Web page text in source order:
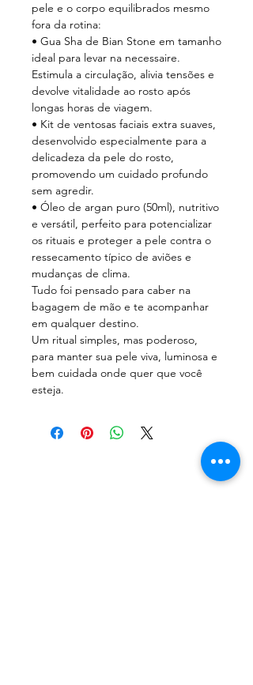
pele e o corpo equilibrados mesmo
fora da rotina:
• Gua Sha de Bian Stone em tamanho
ideal para levar na necessaire.
Estimula a circulação, alivia tensões e
devolve vitalidade ao rosto após
longas horas de viagem.
• Kit de ventosas faciais extra suaves,
desenvolvido especialmente para a
delicadeza da pele do rosto,
promovendo um cuidado profundo
sem agredir.
• Óleo de argan puro (50ml), nutritivo
e versátil, perfeito para potencializar
os rituais e proteger a pele contra o
ressecamento típico de aviões e
mudanças de clima.
Tudo foi pensado para caber na
bagagem de mão e te acompanhar
em qualquer destino.
Um ritual simples, mas poderoso,
para manter sua pele viva, luminosa e
bem cuidada onde quer que você
esteja.